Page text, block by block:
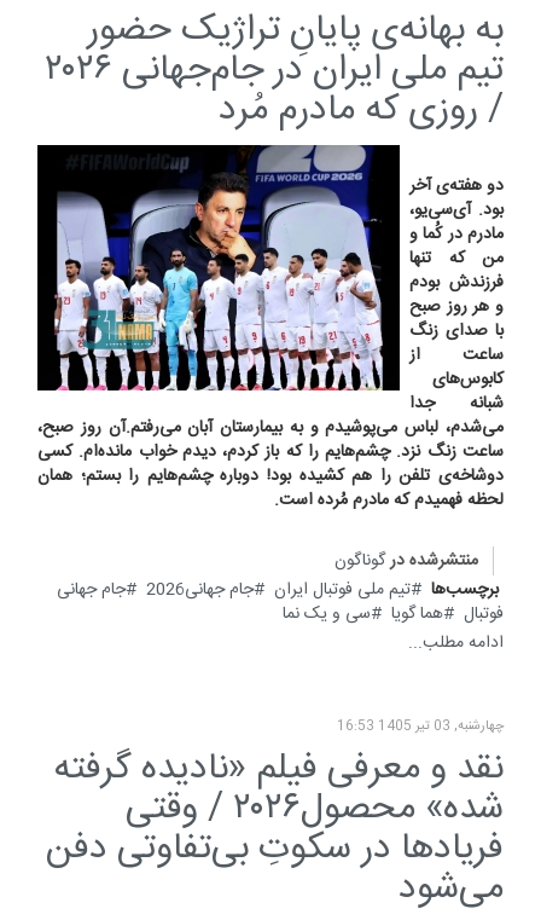
به بهانه‌ی پایانِ تراژیک حضور
تیم ملی ایران در جام‌جهانی ۲۰۲۶
/ روزی که مادرم مُرد
دو هفته‌ی آخر
بود. آی‌سی‌یو،
مادرم در کُما و
من که تنها
فرزندش بودم
و هر روز صبح
با صدای زنگ
ساعت از
کابوس‌های
شبانه جدا
می‌شدم، لباس می‌پوشیدم و به بیمارستان آبان می‌‌رفتم.آن روز صبح،
ساعت زنگ نزد. چشم‌هایم را که باز کردم، دیدم خواب مانده‌ام. کسی
دوشاخه‌ی تلفن را هم کشیده بود! دوباره چشم‌هایم را بستم؛ همان
لحظه فهمیدم که مادرم مُرده است.
منتشرشده درگوناگون
برچسب‌ها
تیم ملی فوتبال ایران جام جهانی2026
جام جهانی
فوتبال
هما گویا
سی و یک نما
ادامه مطلب...
چهارشنبه, 03 تیر 1405 16:53
نقد و معرفی فیلم «نادیده گرفته
شده» محصول۲۰۲۶ / وقتی
فریادها در سکوتِ بی‌تفاوتی دفن
می‌شود